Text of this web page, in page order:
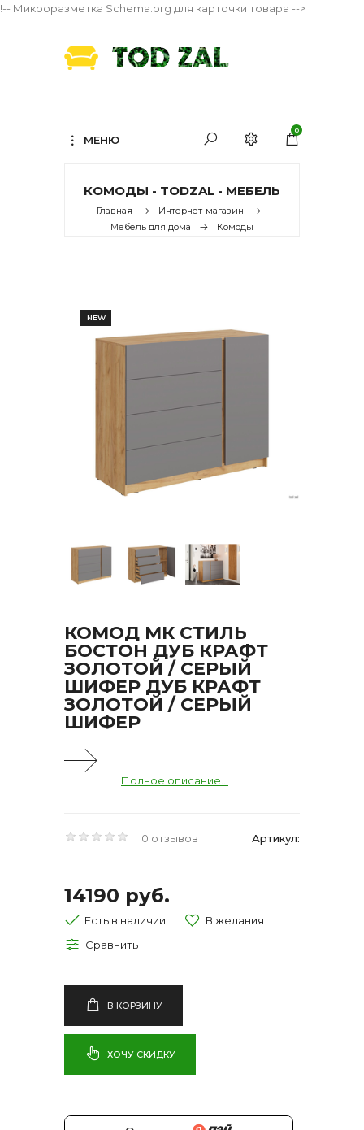
!-- Микроразметка Schema.org для карточки товара -->
МЕНЮ
0
КОМОДЫ - TODZAL - МЕБЕЛЬ
Главная
Интернет-магазин
Мебель для дома
Комоды
NEW
КОМОД МК СТИЛЬ
БОСТОН ДУБ КРАФТ
ЗОЛОТОЙ / СЕРЫЙ
ШИФЕР ДУБ КРАФТ
ЗОЛОТОЙ / СЕРЫЙ
ШИФЕР
Полное описание...
0 отзывов Артикул:
14190 руб.
Есть в наличии
В КОРЗИНУ
ХОЧУ СКИДКУ